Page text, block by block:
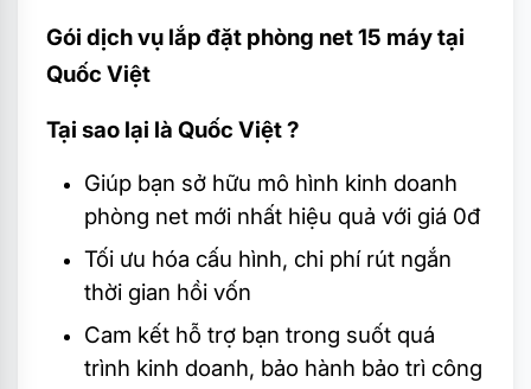
Gói dịch vụ lắp đặt phòng net 15 máy tại
Quốc Việt
Tại sao lại là Quốc Việt ?
Giúp bạn sở hữu mô hình kinh doanh
phòng net mới nhất hiệu quả với giá 0đ
Tối ưu hóa cấu hình, chi phí rút ngắn
thời gian hồi vốn
Cam kết hỗ trợ bạn trong suốt quá
trình kinh doanh, bảo hành bảo trì công